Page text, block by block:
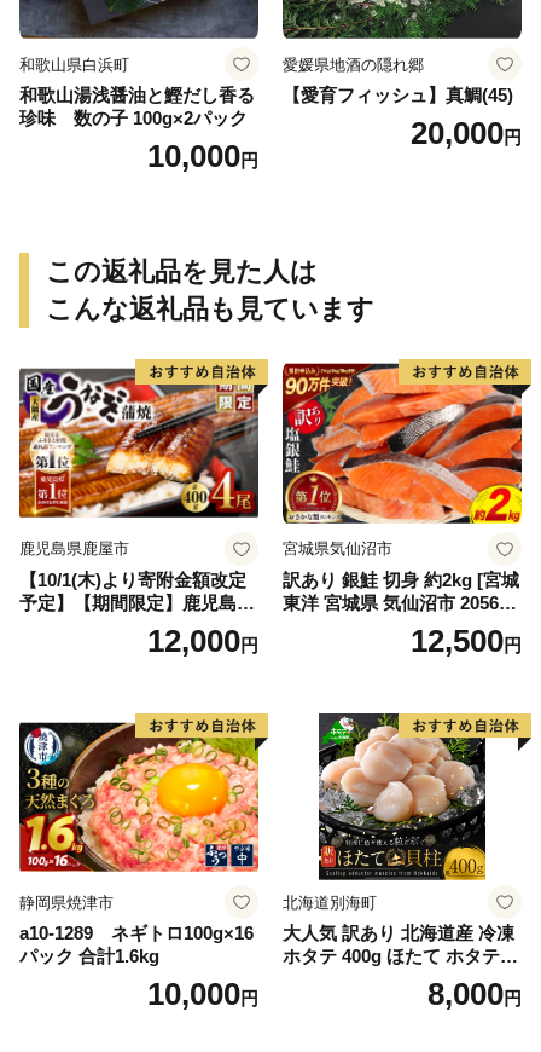
和歌山県白浜町
和歌山湯浅醤油と鰹だし香る
珍味 数の子 100g×2パック
10,000円
愛媛県地酒の隠れ郷
【愛育フィッシュ】真鯛(45)
20,000円
この返礼品を見た人は
こんな返礼品も見ています
鹿児島県鹿屋市
【10/1(木)より寄附金額改定
予定】【期間限定】鹿児島県
大隅産うなぎ蒲焼4尾（400
g） KN007-02312,000円
宮城県気仙沼市
訳あり 銀鮭 切身 約2kg [宮城
東洋 宮城県 気仙沼市 205649
91] 鮭 魚介類 海鮮 訳アリ 規
格外 不揃い さけ サケ 鮭切身
切り身 魚 わけあり
12,500円
静岡県焼津市
a10-1289 ネギトロ100g×16
パック 合計1.6kg
10,000円
北海道別海町
大人気 訳あり 北海道産 冷凍
ホタテ 400g ほたて ホタテ
8,000円